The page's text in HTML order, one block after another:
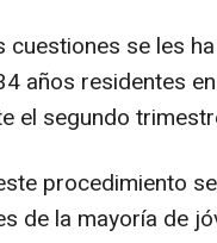
cuestiones se les
años residentes
el segundo
procedimiento
de la mayoría de